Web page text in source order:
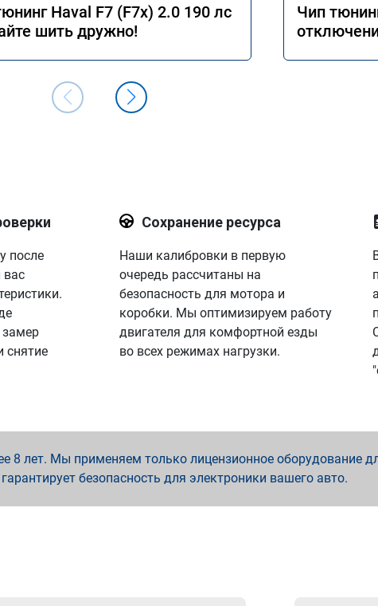
Haval F7 (F7x) 2.0 190 лс
шить дружно!
Чип
после
вас
снятие
Сохранение ресурса
Наши калибровки в первую
очередь рассчитаны на
безопасность для мотора и
коробки. Мы оптимизируем работу
двигателя для комфортной езды
во всех режимах нагрузки.
лет. Мы применяем только лицензионное оборудование
безопасность для электроники вашего авто.